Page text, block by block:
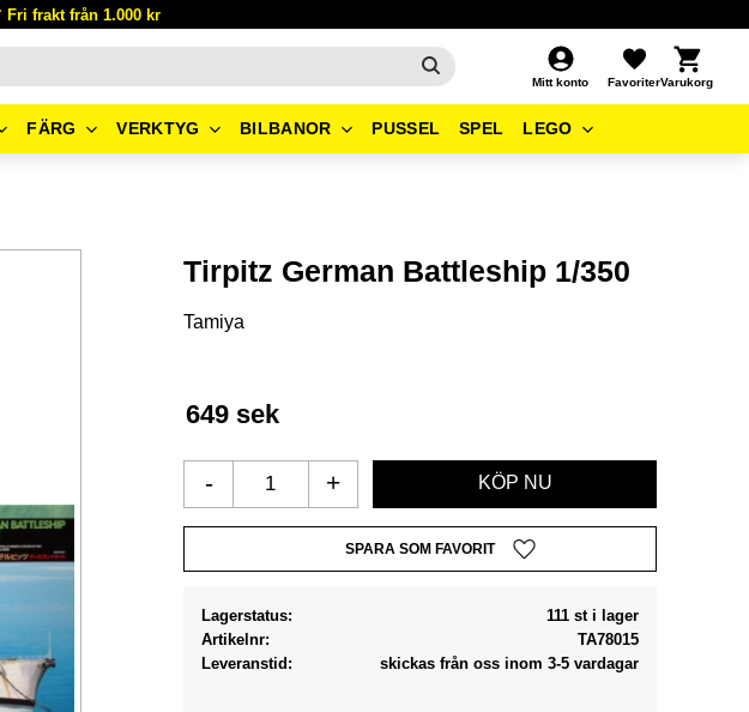
Fri frakt från 1.000 kr
Mitt konto
Favoriter
Kundvagn
FÄRG VERKTYG BILBANOR PUSSEL SPEL LEGO
Tirpitz German Battleship 1/350
Tamiya
649 sek
+
-
Lägg till i favoriter
Lagerstatus
111 st i lager
Artikelnr
TA78015
Leveranstid
skickas från oss inom 3-5 vardagar